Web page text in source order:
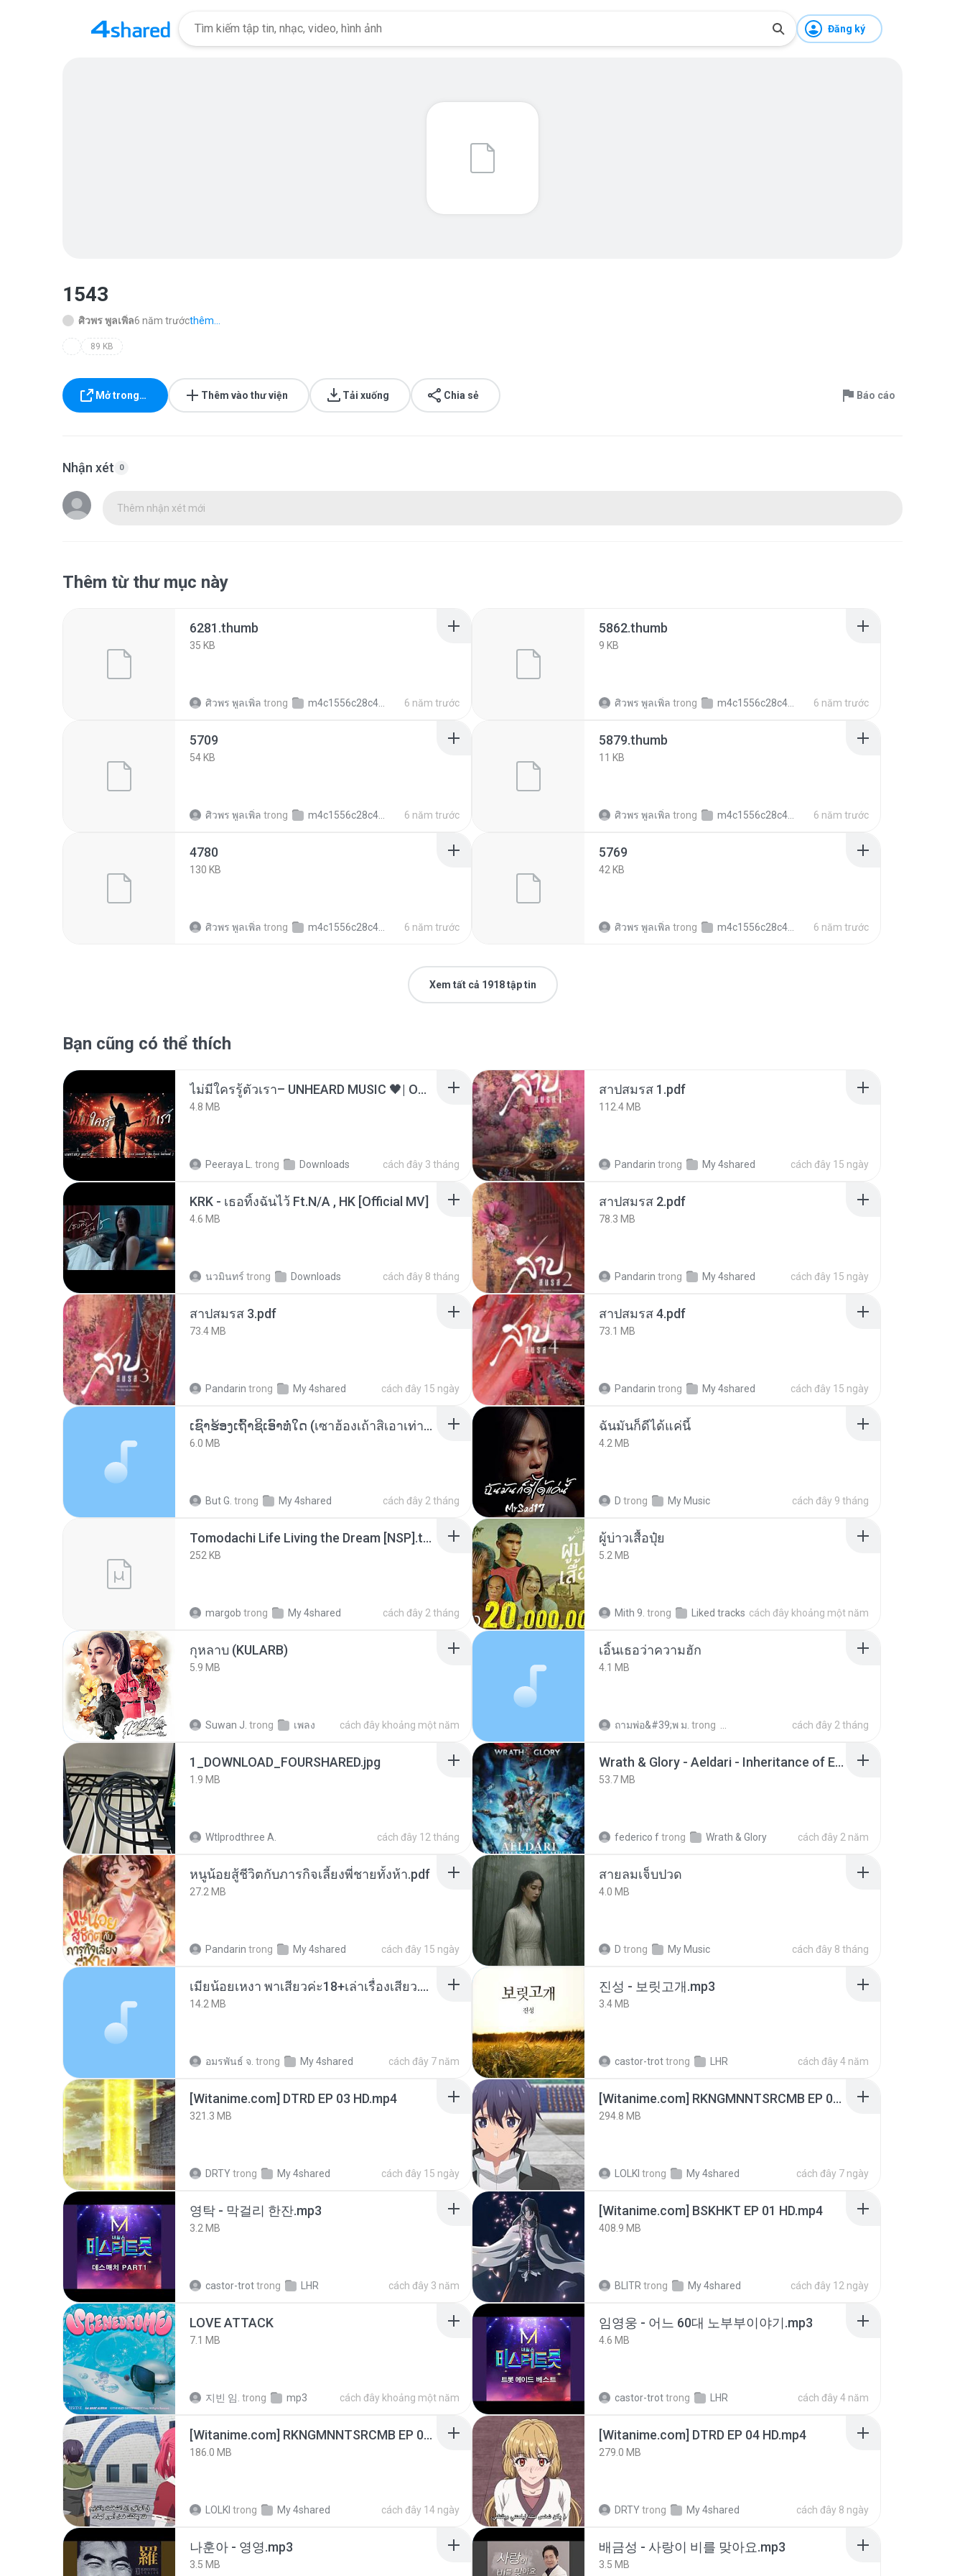
Đăng ký
1543
ศิวพร พูลเพิ่ล6 năm trướcthêm...
89 KB
Mở trong… Thêm vào thư viện Tải xuống Chia sẻ Báo cáo
Nhận xét 0
Thêm nhận xét mới
Thêm từ thư mục này
6281.thumb
35 KB
ศิวพร พูลเพิ่ล trong m4c1556c28c49ad0df3e8746a447e2dfe 6 năm trước
5862.thumb
9 KB
ศิวพร พูลเพิ่ล trong m4c1556c28c49ad0df3e8746a447e2dfe 6 năm trước
5709
54 KB
ศิวพร พูลเพิ่ล trong m4c1556c28c49ad0df3e8746a447e2dfe 6 năm trước
5879.thumb
11 KB
ศิวพร พูลเพิ่ล trong m4c1556c28c49ad0df3e8746a447e2dfe 6 năm trước
4780
130 KB
ศิวพร พูลเพิ่ล trong m4c1556c28c49ad0df3e8746a447e2dfe 6 năm trước
5769
42 KB
ศิวพร พูลเพิ่ล trong m4c1556c28c49ad0df3e8746a447e2dfe 6 năm trước
Xem tất cả 1918 tập tin
Bạn cũng có thể thích
ไม่มีใครรู้ตัวเรา– UNHEARD MUSIC 🖤| Official Lyric Video | เพลงสู้ชีวิต
4.8 MB
Peeraya L. trong Downloads cách đây 3 tháng
สาปสมรส 1.pdf
112.4 MB
Pandarin trong My 4shared cách đây 15 ngày
KRK - เธอทิ้งฉันไว้ Ft.N/A , HK [Official MV]
4.6 MB
นวมินทร์ trong Downloads cách đây 8 tháng
สาปสมรส 2.pdf
78.3 MB
Pandarin trong My 4shared cách đây 15 ngày
สาปสมรส 3.pdf
73.4 MB
Pandarin trong My 4shared cách đây 15 ngày
สาปสมรส 4.pdf
73.1 MB
Pandarin trong My 4shared cách đây 15 ngày
ເຊົາຮ້ອງເຖົ້າຊິເອົາທໍ່ໃດ (เซาฮ้องเถ้าสิเอาเท่าใด) ບຸນເກີດ ຫນູຫ່ວງ ft. ໂສພາ ຈຸນທະລາ
6.0 MB
But G. trong My 4shared cách đây 2 tháng
ฉันมันก็ดีได้แค่นี้
4.2 MB
D trong My Music cách đây 9 tháng
Tomodachi Life Living the Dream [NSP].torrent
252 KB
margob trong My 4shared cách đây 2 tháng
ผู้บ่าวเสื้อปุ๋ย
5.2 MB
Mith 9. trong Liked tracks cách đây khoảng một năm
กุหลาบ (KULARB)
5.9 MB
Suwan J. trong เพลง cách đây khoảng một năm
เอิ้นเธอว่าความฮัก
4.1 MB
ถามพ่อ&#39;พ ม. trong cách đây 2 tháng
1_DOWNLOAD_FOURSHARED.jpg
1.9 MB
Wtlprodthree A. cách đây 12 tháng
Wrath & Glory - Aeldari - Inheritance of Embers.pdf
53.7 MB
federico ftrong Wrath & Glory cách đây 2 năm
หนูน้อยสู้ชีวิตกับภารกิจเลี้ยงพี่ชายทั้งห้า.pdf
27.2 MB
Pandarin trong My 4shared cách đây 15 ngày
สายลมเจ็บปวด
4.0 MB
D trong My Music cách đây 8 tháng
เมียน้อยเหงา พาเสียวค่ะ18+เล่าเรื่องเสียว.mp3
14.2 MB
อมรพันธ์ จ. trong My 4shared cách đây 7 năm
진성 - 보릿고개.mp3
3.4 MB
castor-trottrong LHR cách đây 4 năm
[Witanime.com] DTRD EP 03 HD.mp4
321.3 MB
DRTYtrong My 4shared cách đây 15 ngày
[Witanime.com] RKNGMNNTSRCMB EP 06 HD.mp4
294.8 MB
LOLKI trong My 4shared cách đây 7 ngày
영탁 - 막걸리 한잔.mp3
3.2 MB
castor-trottrong LHR cách đây 3 năm
[Witanime.com] BSKHKT EP 01 HD.mp4
408.9 MB
BLITR trong My 4shared cách đây 12 ngày
LOVE ATTACK
7.1 MB
지빈 임. trong mp3 cách đây khoảng một năm
임영웅 - 어느 60대 노부부이야기.mp3
4.6 MB
castor-trottrong LHR cách đây 4 năm
[Witanime.com] RKNGMNNTSRCMB EP 05 HD.mp4
186.0 MB
LOLKI trong My 4shared cách đây 14 ngày
[Witanime.com] DTRD EP 04 HD.mp4
279.0 MB
DRTYtrong My 4shared cách đây 8 ngày
나훈아 - 영영.mp3
3.5 MB
배금성 - 사랑이 비를 맞아요.mp3
3.5 MB